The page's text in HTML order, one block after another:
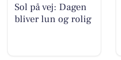
Sol på vej: Dagen
bliver lun og rolig